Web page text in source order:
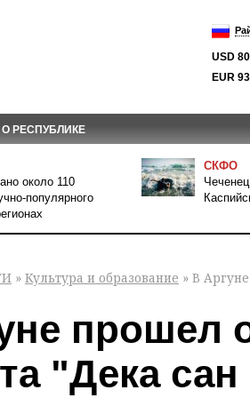
USD
EUR
О РЕСПУБЛИКЕ
около 110
популярного
СКФО
» Культура и образование » В
прошел
"Дека сан